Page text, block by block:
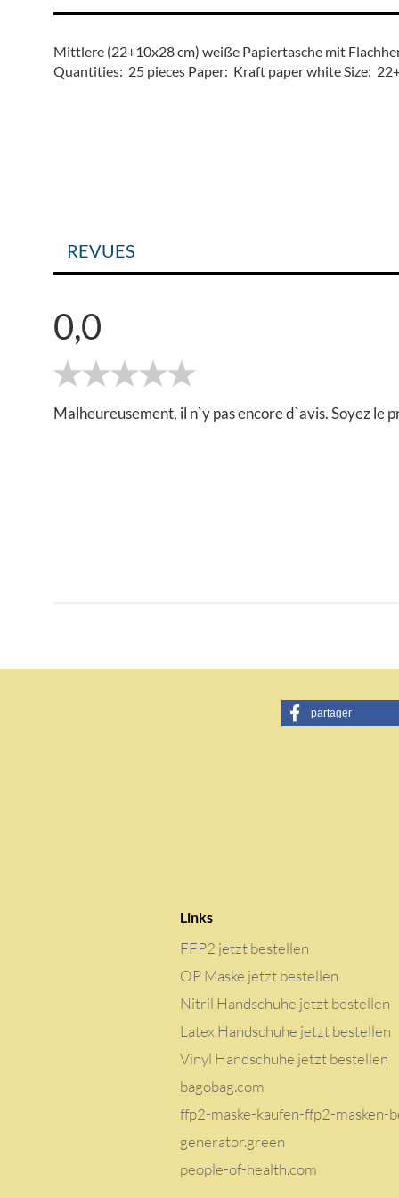
Mittlere (22+10x28 cm) weiße Papiertasche mit
Quantities: 25 pieces Paper: Kraft paper white Size:
REVUES
0,0
Malheureusement, il n`y pas encore d`avis. Soyez le
partager
Links
FFP2 jetzt bestellen
OP Maske jetzt bestellen
Nitril Handschuhe jetzt bestellen
Latex Handschuhe jetzt bestellen
Vinyl Handschuhe jetzt bestellen
bagobag.com
ffp2-maske-kaufen-ffp2-masken-
generator.green
people-of-health.com